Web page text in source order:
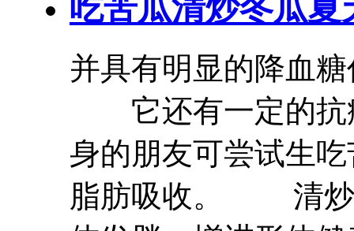
吃苦瓜清炒冬瓜夏
并具有明显的降血
它还有一定的抗
身的朋友可尝试生
脂肪吸收。 清炒